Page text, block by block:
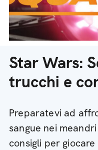
Star Wars:
trucchi e
Preparatevi ad
sangue nei
consigli per